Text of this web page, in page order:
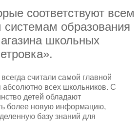
соответствуют всем
образования
школьных
считали самой главной
абсолютно всех школьников. С
детей обладают
более новую информацию,
базу знаний для